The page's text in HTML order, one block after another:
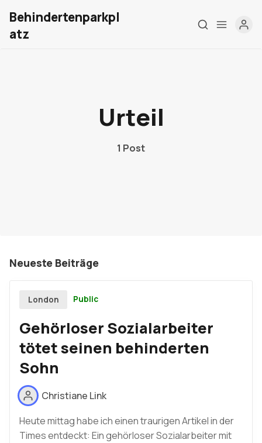
Meine Firma
London Barrierefrei
Behindertenparkpl
atz
Urteil
1 Post
Neueste Beiträge
London Public
Gehörloser Sozialarbeiter
tötet seinen behinderten
Sohn
Christiane Link
Heute mittag habe ich einen traurigen Artikel in der
Times entdeckt: Ein gehörloser Sozialarbeiter mit